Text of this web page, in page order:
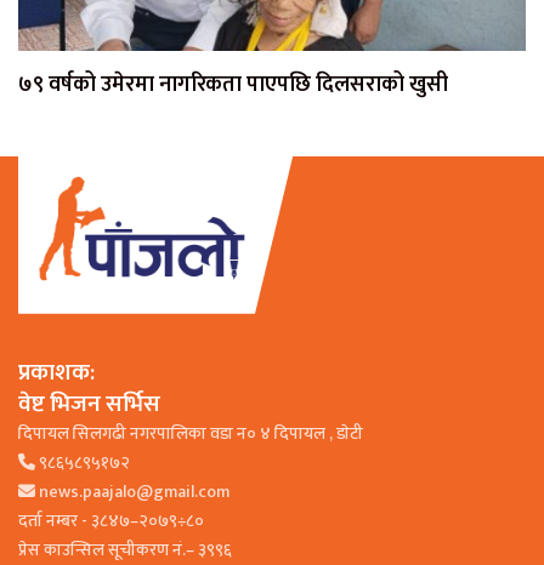
७९ वर्षको उमेरमा नागरिकता पाएपछि दिलसराको खुसी
प्रकाशक:
वेष्ट भिजन सर्भिस
दिपायल सिलगढी नगरपालिका वडा न० ४ दिपायल , डाेटी
९८६५८९५१७२
news.paajalo@gmail.com
दर्ता नम्बर - ३८४७–२०७९÷८०
प्रेस काउन्सिल सूचीकरण नं.– ३९९६